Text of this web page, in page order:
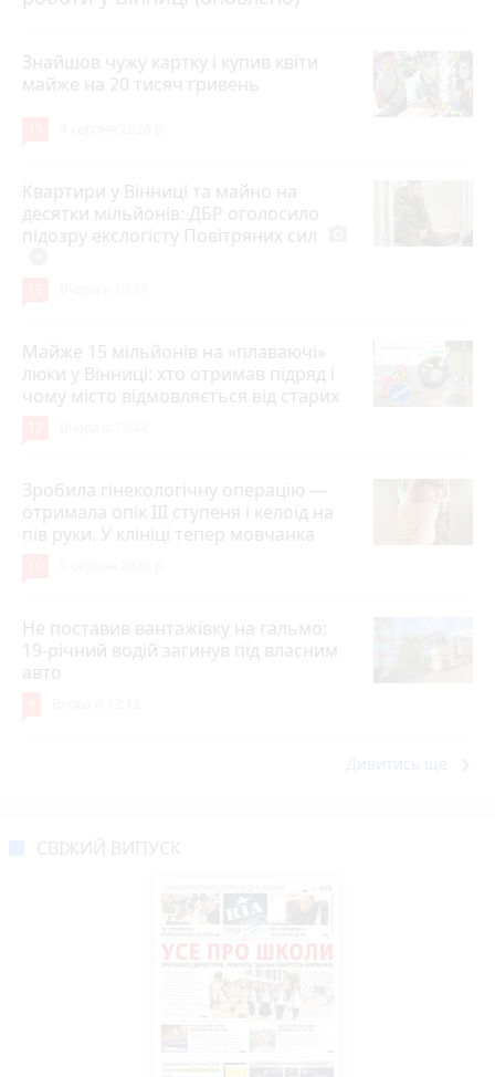
Знайшов чужу картку і купив квіти
майже на 20 тисяч гривень
Квартири у Вінниці та майно на
десятки мільйонів: ДБР оголосило
підозру екслогісту Повітряних сил
Майже 15 мільйонів на «плаваючі»
люки у Вінниці: хто отримав підряд і
чому місто відмовляється від старих
Зробила гінекологічну операцію —
отримала опік ІІІ ступеня і келоїд на
пів руки. У клініці тепер мовчанка
Не поставив вантажівку на гальмо:
19-річний водій загинув під власним
авто